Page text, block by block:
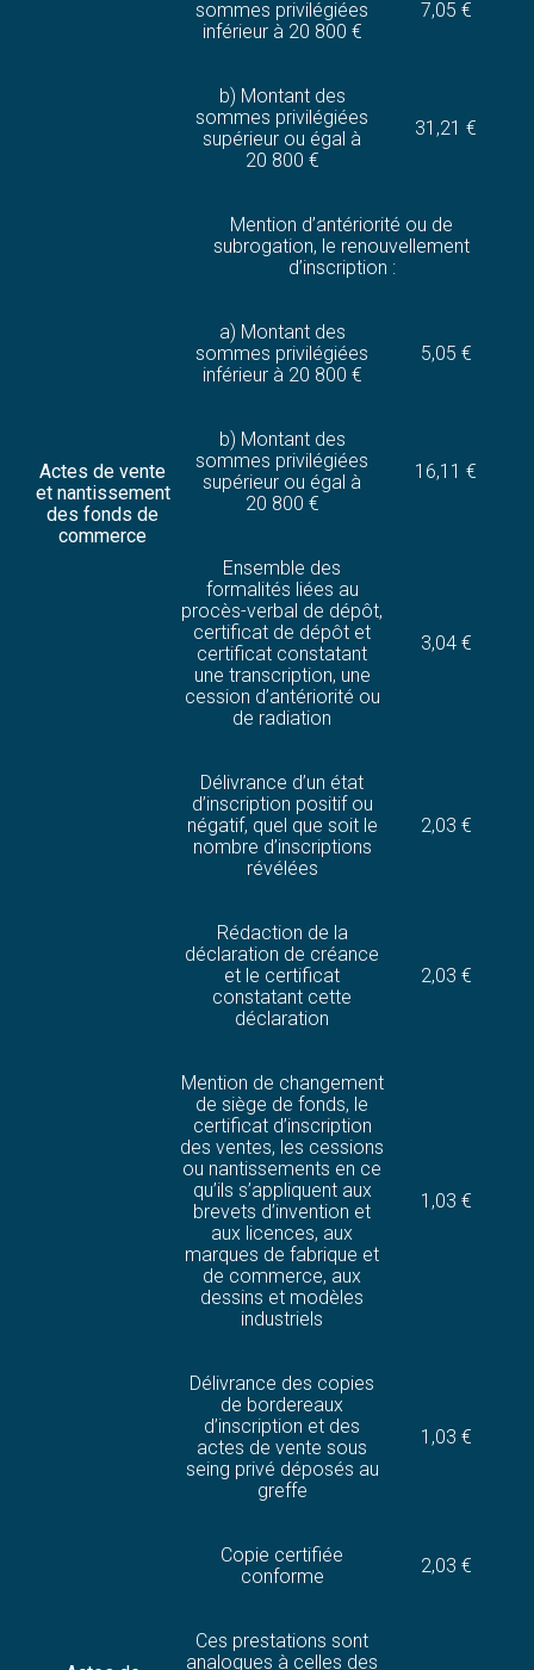
Actes de vente
et nantissement
des fonds de
commerce
sommes privilégiées
inférieur à 20 800 €
7,05 €
b) Montant des
sommes privilégiées
supérieur ou égal à
20 800 €
31,21 €
Mention d’antériorité ou de
subrogation, le renouvellement
d’inscription :
a) Montant des
sommes privilégiées
inférieur à 20 800 €
5,05 €
b) Montant des
sommes privilégiées
supérieur ou égal à
20 800 €
16,11 €
Ensemble des
formalités liées au
procès-verbal de dépôt,
certificat de dépôt et
certificat constatant
une transcription, une
cession d’antériorité ou
de radiation
3,04 €
Délivrance d’un état
d’inscription positif ou
négatif, quel que soit le
nombre d’inscriptions
révélées
2,03 €
Rédaction de la
déclaration de créance
et le certificat
constatant cette
déclaration
2,03 €
Mention de changement
de siège de fonds, le
certificat d’inscription
des ventes, les cessions
ou nantissements en ce
qu’ils s’appliquent aux
brevets d’invention et
aux licences, aux
marques de fabrique et
de commerce, aux
dessins et modèles
industriels
1,03 €
Délivrance des copies
de bordereaux
d’inscription et des
actes de vente sous
seing privé déposés au
greffe
1,03 €
Copie certifiée
conforme
2,03 €
Ces prestations sont
analogues à celles des